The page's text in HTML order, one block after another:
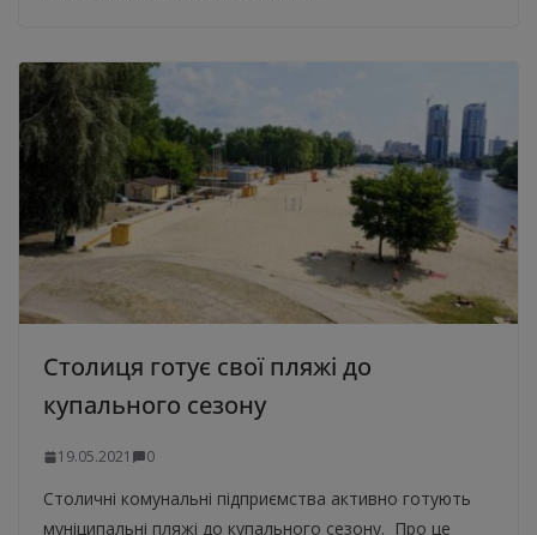
Столиця готує свої пляжі до
купального сезону
19.05.2021 0
Столичні комунальні підприємства активно готують
муніципальні пляжі до купального сезону. Про це